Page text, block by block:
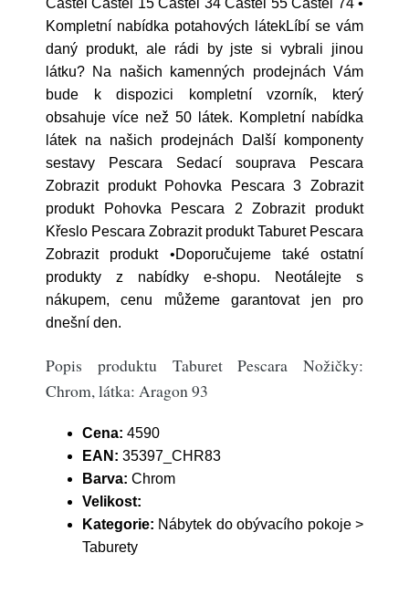
Castel Castel 15 Castel 34 Castel 55 Castel 74 •
Kompletní nabídka potahových látekLíbí se vám
daný produkt, ale rádi by jste si vybrali jinou
látku? Na našich kamenných prodejnách Vám
bude k dispozici kompletní vzorník, který
obsahuje více než 50 látek. Kompletní nabídka
látek na našich prodejnách Další komponenty
sestavy Pescara Sedací souprava Pescara
Zobrazit produkt Pohovka Pescara 3 Zobrazit
produkt Pohovka Pescara 2 Zobrazit produkt
Křeslo Pescara Zobrazit produkt Taburet Pescara
Zobrazit produkt •Doporučujeme také ostatní
produkty z nabídky e-shopu. Neotálejte s
nákupem, cenu můžeme garantovat jen pro
dnešní den.
Popis produktu Taburet Pescara Nožičky:
Chrom, látka: Aragon 93
Cena: 4590
EAN: 35397_CHR83
Barva: Chrom
Velikost:
Kategorie: Nábytek do obývacího pokoje >
Taburety